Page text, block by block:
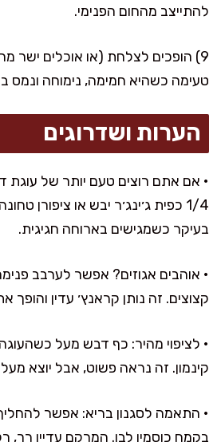
להתייצב מהחום הפנימי.
9) הופכים לצלחת (או אוכלים ישר
טעימה כשהיא חמימה, נימוחה ונמס
הערות ושדרוגים
• אם אתם רוצים טעם יותר של עוגת
1/4 כפית ג׳ינג׳ר יבש או ציפורן
בעיקר כשמגישים בארוחה חגיגית.
קצוצים. זה נותן קראנץ׳ עדין והופך
• לציפוי מהיר: כף דבש מעל
קינמון. זה נראה פשוט, אבל יוצא
• התאמה לסגנון בריא: אפשר
בקמח כוסמין לבן. המרקם עדיין רך,